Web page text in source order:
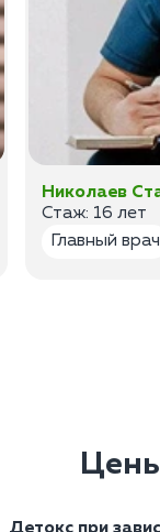
Николаев
Стаж: 16 лет
Главный врач